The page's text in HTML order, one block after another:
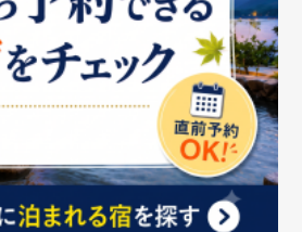
ウェブアクセシビリティの取り組み
ライバシーポータル
Cookieポリシー
記情報セキュリティ基本方針
ップ